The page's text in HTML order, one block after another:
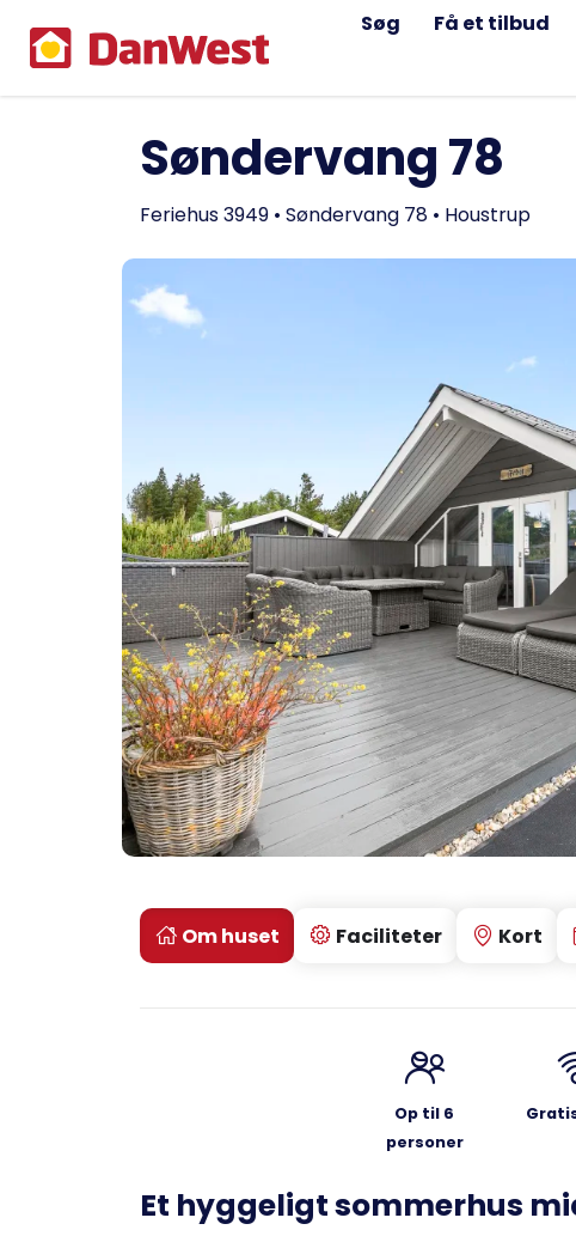
Søg Få et tilbud
Søndervang 78
Feriehus 3949 • Søndervang 78 • Houstrup
Om huset Faciliteter Kort
Op til 6
personer
Et hyggeligt sommerhus